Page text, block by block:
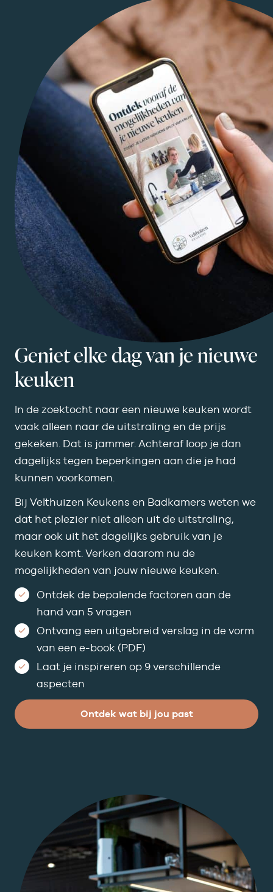
Geniet elke dag van je nieuwe
keuken
In de zoektocht naar een nieuwe keuken wordt
vaak alleen naar de uitstraling en de prijs
gekeken. Dat is jammer. Achteraf loop je dan
dagelijks tegen beperkingen aan die je had
kunnen voorkomen.
Bij Velthuizen Keukens en Badkamers weten we
dat het plezier niet alleen uit de uitstraling,
maar ook uit het dagelijks gebruik van je
keuken komt. Verken daarom nu de
mogelijkheden van jouw nieuwe keuken.
Ontdek de bepalende factoren aan de
hand van 5 vragen
Ontvang een uitgebreid verslag in de vorm
van een e-book (PDF)
Laat je inspireren op 9 verschillende
aspecten
Ontdek wat bij jou past